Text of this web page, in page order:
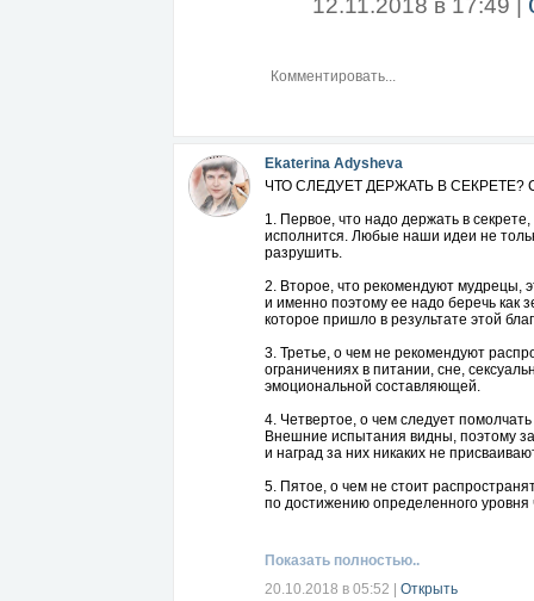
12.11.2018 в 17:49 |
Ekaterina Adysheva
ЧТО СЛЕДУЕТ ДЕРЖАТЬ В
1. Первое, что надо держать в
исполнится. Любые наши идеи не
разрушить.
2. Второе, что рекомендуют мудрецы,
и именно поэтому ее надо беречь как
которое пришло в результате этой
3. Третье, о чем не рекомендуют
ограничениях в питании, сне,
эмоциональной составляющей.
4. Четвертое, о чем следует
Внешние испытания видны, поэтому
и наград за них никаких не
5. Пятое, о чем не стоит
по достижению определенного
6. Шестое, чем не стоит особенно
Запомните: чем меньше вы говорите о
Показать полностью..
20.10.2018 в 05:52
Открыть